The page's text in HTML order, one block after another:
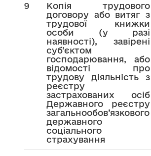
9
Копія трудового
договору або витяг з
трудової книжки
особи (у разі
наявності), завірені
суб’єктом
господарювання, або
відомості про
трудову діяльність з
реєстру
застрахованих осіб
Державного реєстру
загальнообов’язкового
державного
соціального
страхування